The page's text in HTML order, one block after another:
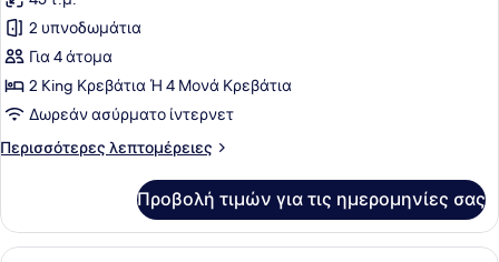
για
Standard
Δωμάτιο,
Συνδεόμενα
Δωμάτια
2 υπνοδωμάτια
Για 4 άτομα
2 King Κρεβάτια Ή 4 Μονά Κρεβάτια
Δωρεάν ασύρματο ίντερνετ
Περισσότερες λεπτομέρειες
Περισσότερες
Δωμάτιο,
Συνδεόμενα
Προβολή τιμών για τις ημερομηνίες σας
Ένα δωμάτιο ξενοδοχείου με ένα